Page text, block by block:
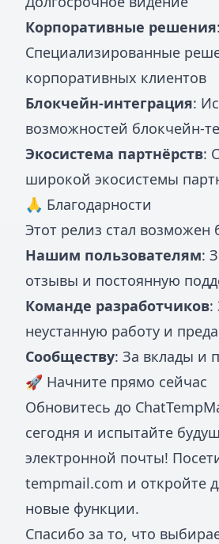
Корпоративные решения:
Специализированные
корпоративных клиентов
Блокчейн-интеграция:
возможностей блокчейн-
Экосистема партнёрств:
широкой экосистемы
🙏 Благодарности
Этот релиз стал возможен
Нашим пользователям:
отзывы и постоянную
Команде разработчиков:
неустанную работу и
Сообществу: За вклады и
🚀 Начните прямо сейчас
Обновитесь до
сегодня и испытайте
электронной почты!
tempmail.com и откройте
новые функции.
Спасибо за то, что